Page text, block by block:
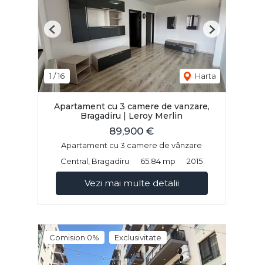
1 /16 Harta
Previous Next
Apartament cu 3 camere de vanzare,
Bragadiru | Leroy Merlin
89,900 €
Apartament cu 3 camere de vânzare
Central, Bragadiru
65.84 mp 2015
Vezi mai multe detalii
Comision 0% Exclusivitate